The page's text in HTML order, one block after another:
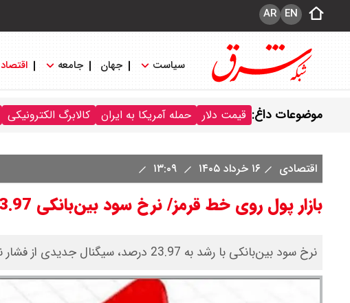
EN
AR
سیاست جهان جامعه اقتصاد
موضوعات داغ: قیمت دلار حمله آمریکا به ایران کالابرگ الکترونیکی
اقتصادی ۱۶ خرداد ۱۴۰۵
بازار پول روی خط قرمز/ نرخ سود بین‌بانکی 23.97 درصد شد
نرخ سود بین‌بانکی با رشد به 23.97 درصد، سیگنال جدیدی از فشار نقدینگی و تشدید انقباض پولی صادر کرد.